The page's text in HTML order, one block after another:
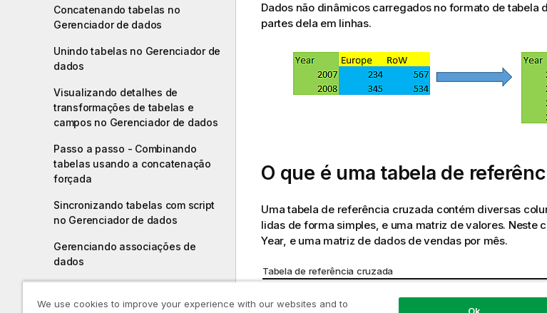
Concatenando tabelas no
Gerenciador de dados
Unindo tabelas no Gerenciador de
dados
Visualizando detalhes de
transformações de tabelas e
campos no Gerenciador de dados
Passo a passo - Combinando
tabelas usando a concatenação
forçada
Sincronizando tabelas com script
no Gerenciador de dados
Gerenciando associações de
dados
com scripts
Dados não dinâmicos carregados no formato de tabela
partes dela em linhas.
O que é uma tabela de
Uma tabela de referência cruzada contém diversas
lidas de forma simples, e uma matriz de valores. Neste
Year, e uma matriz de dados de vendas por mês.
Tabela de referência cruzada
We use cookies to improve your experience with our websites and to